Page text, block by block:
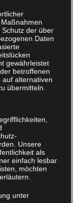
der über
Daten
gewährleistet
betroffenen
alternativen
übermitteln.
Unsere
als
einfach lesbar
möchten
unter